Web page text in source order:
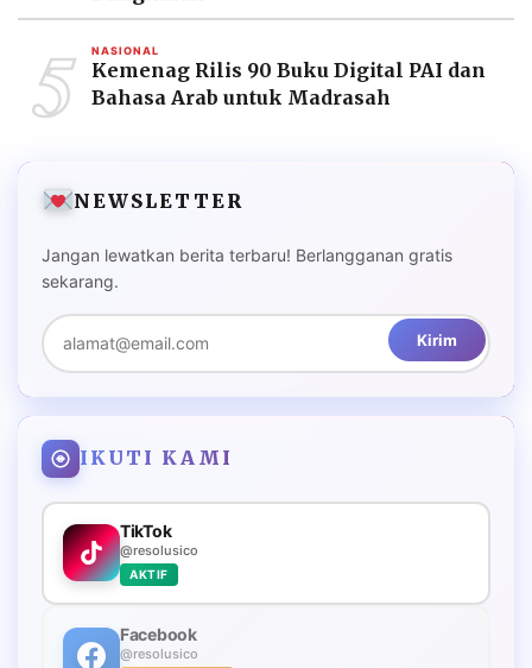
5 NASIONAL
Kemenag Rilis 90 Buku Digital PAI dan
Bahasa Arab untuk Madrasah
NEWSLETTER
Jangan lewatkan berita terbaru! Berlangganan gratis
sekarang.
Kirim
IKUTI KAMI
TikTok
@resolusico
AKTIF
Facebook
@resolusico